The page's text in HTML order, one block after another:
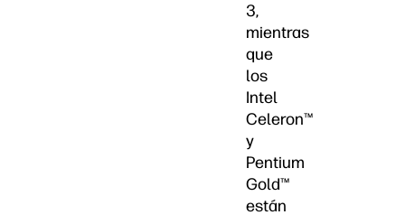
3,
mientras
que
los
Intel
Celeron™
y
Pentium
Gold™
están